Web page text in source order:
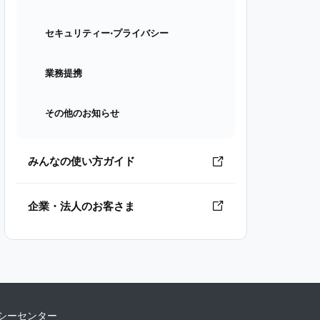
セキュリティー⋅プライバシー
業務提携
その他のお知らせ
みんなの使い方ガイド
企業・法人のお客さま
ーセンター